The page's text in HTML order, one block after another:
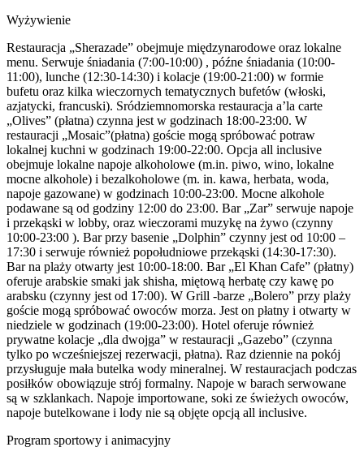
Wyżywienie
Restauracja „Sherazade” obejmuje międzynarodowe oraz lokalne
menu. Serwuje śniadania (7:00-10:00) , późne śniadania (10:00-
11:00), lunche (12:30-14:30) i kolacje (19:00-21:00) w formie
bufetu oraz kilka wieczornych tematycznych bufetów (włoski,
azjatycki, francuski). Sródziemnomorska restauracja a’la carte
„Olives” (płatna) czynna jest w godzinach 18:00-23:00. W
restauracji „Mosaic”(płatna) goście mogą spróbować potraw
lokalnej kuchni w godzinach 19:00-22:00. Opcja all inclusive
obejmuje lokalne napoje alkoholowe (m.in. piwo, wino, lokalne
mocne alkohole) i bezalkoholowe (m. in. kawa, herbata, woda,
napoje gazowane) w godzinach 10:00-23:00. Mocne alkohole
podawane są od godziny 12:00 do 23:00. Bar „Zar” serwuje napoje
i przekąski w lobby, oraz wieczorami muzykę na żywo (czynny
10:00-23:00 ). Bar przy basenie „Dolphin” czynny jest od 10:00 –
17:30 i serwuje również popołudniowe przekąski (14:30-17:30).
Bar na plaży otwarty jest 10:00-18:00. Bar „El Khan Cafe” (płatny)
oferuje arabskie smaki jak shisha, miętową herbatę czy kawę po
arabsku (czynny jest od 17:00). W Grill -barze „Bolero” przy plaży
goście mogą spróbować owoców morza. Jest on płatny i otwarty w
niedziele w godzinach (19:00-23:00). Hotel oferuje również
prywatne kolacje „dla dwojga” w restauracji „Gazebo” (czynna
tylko po wcześniejszej rezerwacji, płatna). Raz dziennie na pokój
przysługuje mała butelka wody mineralnej. W restauracjach podczas
posiłków obowiązuje strój formalny. Napoje w barach serwowane
są w szklankach. Napoje importowane, soki ze świeżych owoców,
napoje butelkowane i lody nie są objęte opcją all inclusive.
Program sportowy i animacyjny